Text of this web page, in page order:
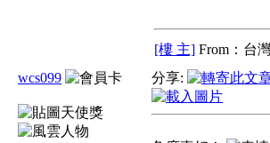
[樓 主] From：台
wcs099
分享: